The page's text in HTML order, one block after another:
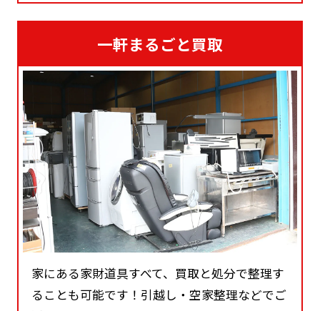
一軒まるごと買取
家にある家財道具すべて、買取と処分で整理す
ることも可能です！引越し・空家整理などでご